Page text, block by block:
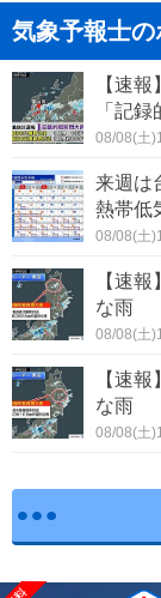
気象予報士
【速
「記
08/08(土
来週は
熱帯低
08/08(土
【速
な雨
08/08(土
【速
な雨
08/08(土